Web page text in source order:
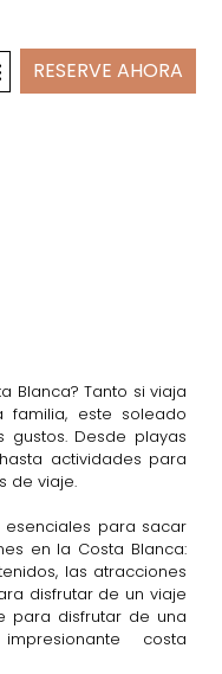
RESERVE AHORA
Blanca? Tanto si viaja
este soleado
Desde playas
actividades para
de viaje.
para sacar
en la Costa Blanca:
las atracciones
disfrutar de un viaje
para disfrutar de una
costa